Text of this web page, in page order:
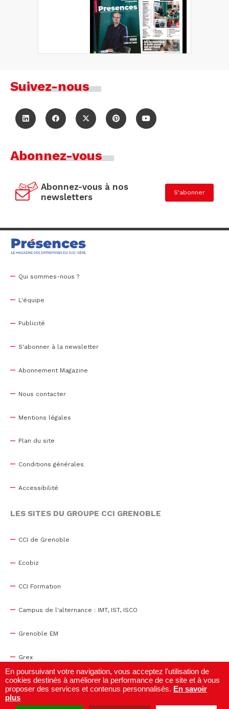
Suivez-nous
Abonnez-vous
Abonnez-vous à nos
newsletters
S'abonner
Qui sommes-nous ?
L'équipe
Publicité
S'abonner à la newsletter
Abonnement Magazine
Nous contacter
Mentions légales
Plan du site
Conditions générales
Accessibilité
LES SITES DU GROUPE CCI GRENOBLE
CCI de Grenoble
Ecobiz
CCI Formation
Campus de l'alternance : IMT, IST, ISCO
Grenoble EM
Grex
WTC Grenoble
Centre de congrès
En poursuivant votre navigation, vous acceptez l'utilisation de
cookies destinés à améliorer la performance de ce site et à vous
proposer des services et contenus personnalisés. En savoir
plus